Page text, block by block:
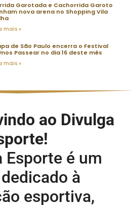
Garotada e Cachorrida Garoto
nova arena no Shopping Vila
mais »
de São Paulo encerra o Festival
Passear no dia 16 deste mês
mais »
ao Divulga
Esporte é um
à
esportiva,